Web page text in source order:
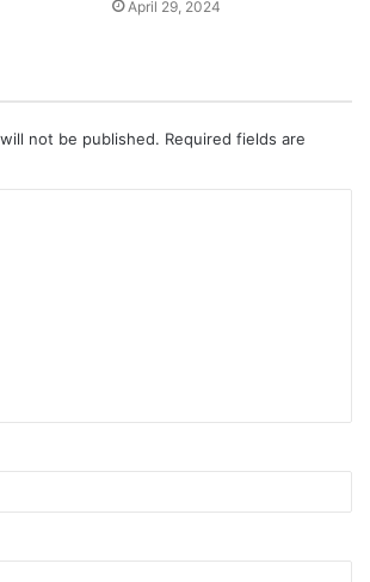
April 29, 2024
not be published. Required fields are